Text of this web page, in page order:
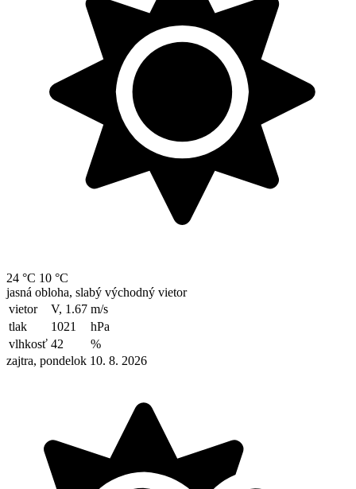
24 °C 10 °C
jasná obloha, slabý východný vietor
vietor
V, 1.67 m/s
tlak
1021
hPa
vlhkosť 42
%
zajtra, pondelok 10. 8. 2026